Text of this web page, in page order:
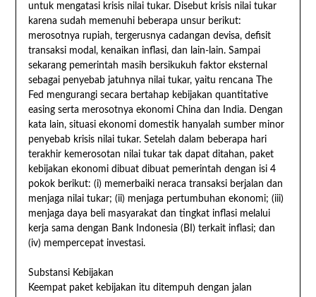
untuk mengatasi krisis nilai tukar. Disebut krisis nilai tukar
karena sudah memenuhi beberapa unsur berikut:
merosotnya rupiah, tergerusnya cadangan devisa, defisit
transaksi modal, kenaikan inflasi, dan lain-lain. Sampai
sekarang pemerintah masih bersikukuh faktor eksternal
sebagai penyebab jatuhnya nilai tukar, yaitu rencana The
Fed mengurangi secara bertahap kebijakan quantitative
easing serta merosotnya ekonomi China dan India. Dengan
kata lain, situasi ekonomi domestik hanyalah sumber minor
penyebab krisis nilai tukar. Setelah dalam beberapa hari
terakhir kemerosotan nilai tukar tak dapat ditahan, paket
kebijakan ekonomi dibuat dibuat pemerintah dengan isi 4
pokok berikut: (i) memerbaiki neraca transaksi berjalan dan
menjaga nilai tukar; (ii) menjaga pertumbuhan ekonomi; (iii)
menjaga daya beli masyarakat dan tingkat inflasi melalui
kerja sama dengan Bank Indonesia (BI) terkait inflasi; dan
(iv) mempercepat investasi.
Substansi Kebijakan
Keempat paket kebijakan itu ditempuh dengan jalan